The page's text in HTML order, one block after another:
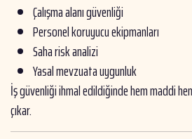
Çalışma alanı güvenliği
Personel koruyucu ekipmanları
Saha risk analizi
Yasal mevzuata uygunluk
İş güvenliği ihmal edildiğinde hem maddi
çıkar.